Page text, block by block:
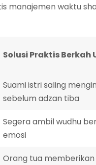
manajemen waktu
Solusi Praktis Berkah
Suami istri saling
sebelum adzan tiba
Segera ambil wudhu
emosi
Orang tua